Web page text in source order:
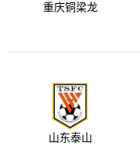
重庆铜梁龙
山东泰山